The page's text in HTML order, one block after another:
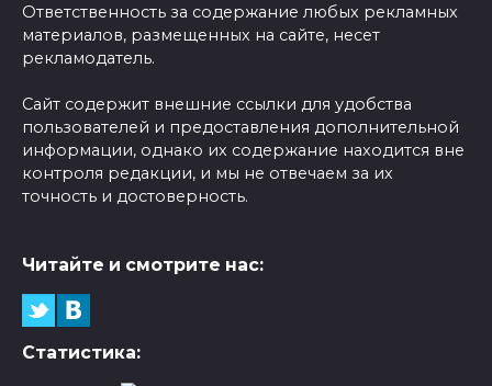
Ответственность за содержание любых рекламных
материалов, размещенных на сайте, несет
рекламодатель.
Сайт содержит внешние ссылки для удобства
пользователей и предоставления дополнительной
информации, однако их содержание находится вне
контроля редакции, и мы не отвечаем за их
точность и достоверность.
Читайте и смотрите нас:
Статистика: